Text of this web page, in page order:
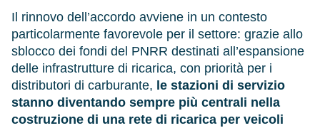
Il rinnovo dell’accordo avviene in un contesto
particolarmente favorevole per il settore: grazie allo
sblocco dei fondi del PNRR destinati all’espansione
delle infrastrutture di ricarica, con priorità per i
distributori di carburante, le stazioni di servizio
stanno diventando sempre più centrali nella
costruzione di una rete di ricarica per veicoli